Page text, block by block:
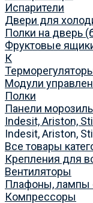
Испарители
Двери для
Полки на дверь
Фруктовые
К
Модули
Полки
Панели
Indesit, Ariston,
Indesit, Ariston,
Все товары
Крепления для
Вентиляторы
Плафоны, лампы
Компрессоры